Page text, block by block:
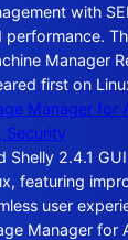
with
Manager
first on
Manager for
Security
Shelly 2.4.1
featuring
user
Manager for